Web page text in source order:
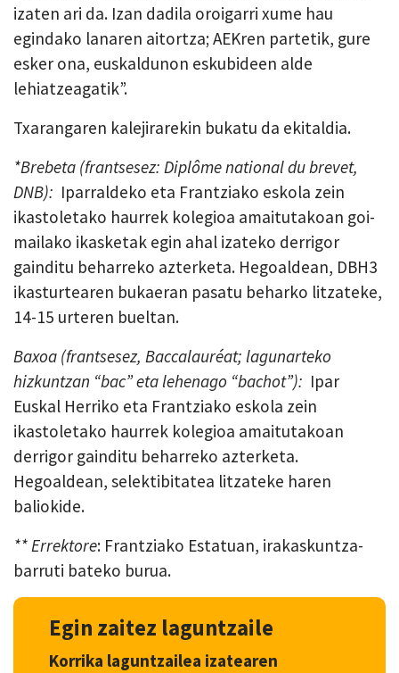
izaten ari da. Izan dadila oroigarri xume hau
egindako lanaren aitortza; AEKren partetik, gure
esker ona, euskaldunon eskubideen alde
lehiatzeagatik”.
Txarangaren kalejirarekin bukatu da ekitaldia.
*Brebeta (frantsesez: Diplôme national du brevet,
DNB): Iparraldeko eta Frantziako eskola zein
ikastoletako haurrek kolegioa amaitutakoan goi-
mailako ikasketak egin ahal izateko derrigor
gainditu beharreko azterketa. Hegoaldean, DBH3
ikasturtearen bukaeran pasatu beharko litzateke,
14-15 urteren bueltan.
Baxoa (frantsesez, Baccalauréat; lagunarteko
hizkuntzan “bac” eta lehenago “bachot”): Ipar
Euskal Herriko eta Frantziako eskola zein
ikastoletako haurrek kolegioa amaitutakoan
derrigor gainditu beharreko azterketa.
Hegoaldean, selektibitatea litzateke haren
baliokide.
** Errektore: Frantziako Estatuan, irakaskuntza-
barruti bateko burua.
Egin zaitez laguntzaile
Korrika laguntzailea izatearen